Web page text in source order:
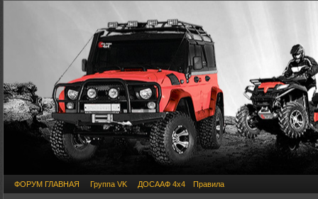
ФОРУМ ГЛАВНАЯ Группа VK ДОСААФ 4х4 Правила